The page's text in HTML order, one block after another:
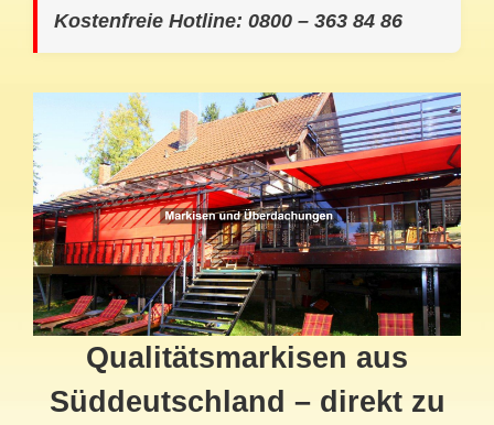
Kostenfreie Hotline: 0800 – 363 84 86
Qualitätsmarkisen aus
Süddeutschland – direkt zu